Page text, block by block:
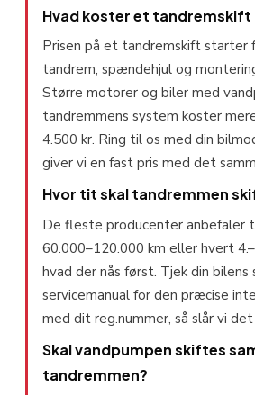
Hvad koster et tandremskift
Prisen på et tandremskift starter
tandrem, spændehjul og
Større motorer og biler med
tandremmens system koster
4.500 kr. Ring til os med din
giver vi en fast pris med det
Hvor tit skal tandremmen
De fleste producenter anbefaler
60.000–120.000 km eller hvert
hvad der nås først. Tjek din
servicemanual for den præcise
med dit reg.nummer, så slår vi
Skal vandpumpen skiftes
tandremmen?